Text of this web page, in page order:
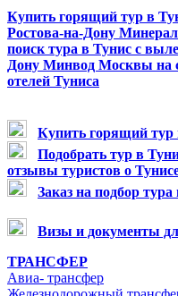
Купить горящий тур в
Ростова-на-Дону
поиск тура в Тунис с
Дону Минвод Москвы на
отелей Туниса
Купить горящий тур
Подобрать тур в
отзывы туристов о
Заказ на подбор тура
Визы и документы
ТРАНСФЕР
Авиа- трансфер